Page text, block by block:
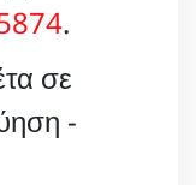
.
σε
-